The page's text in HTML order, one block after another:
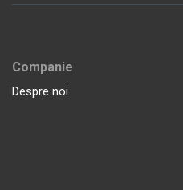
Companie
Despre noi